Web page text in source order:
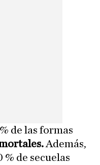
de las formas
Además,
de secuelas